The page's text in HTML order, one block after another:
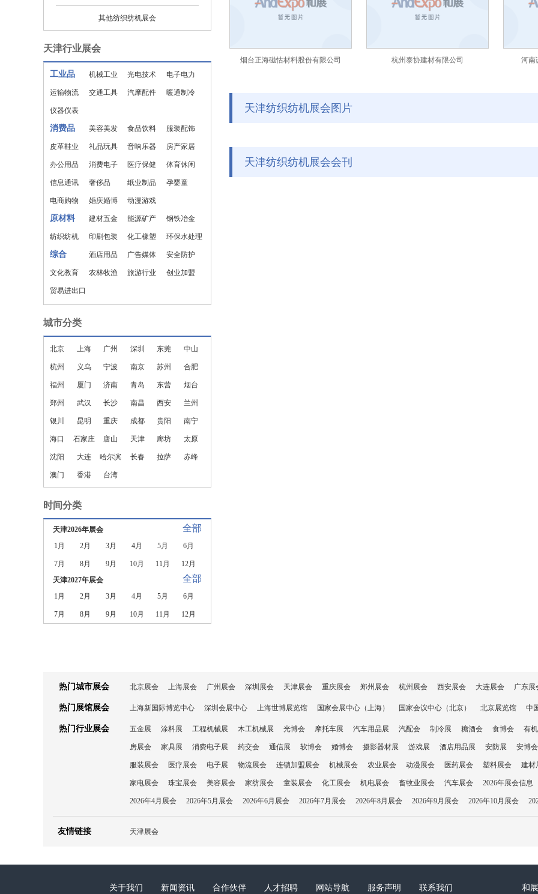
烟台正海磁怙材料股份有限公司 杭州泰协建材有限公司 河南
天津纺织纺机展会图片
天津纺织纺机展会会刊
其他纺织纺机展会
天津行业展会
工业品 机械工业 光电技术 电子电力
运输物流 交通工具 汽摩配件 暖通制冷
仪器仪表
消费品 美容美发 食品饮料 服装配饰
皮革鞋业 礼品玩具 音响乐器 房产家居
办公用品 消费电子 医疗保健 体育休闲
信息通讯 奢侈品 纸业制品 孕婴童
电商购物 婚庆婚博 动漫游戏
原材料 建材五金 能源矿产 钢铁冶金
纺织纺机 印刷包装 化工橡塑 环保水处理
综合 酒店用品 广告媒体 安全防护
文化教育 农林牧渔 旅游行业 创业加盟
贸易进出口
城市分类
北京 上海 广州 深圳 东莞 中山
杭州 义乌 宁波 南京 苏州 合肥
福州 厦门 济南 青岛 东营 烟台
郑州 武汉 长沙 南昌 西安 兰州
银川 昆明 重庆 成都 贵阳 南宁
海口 石家庄 唐山 天津 廊坊 太原
沈阳 大连 哈尔滨 长春 拉萨 赤峰
澳门 香港 台湾
时间分类
天津2026年展会 全部
1月 2月 3月 4月 5月 6月
7月 8月 9月 10月 11月
12月
天津2027年展会
全部
1月 2月 3月 4月 5月 6月
7月 8月 9月 10月 11月 12月
热门城市展会 北京展会 上海展会 广州展会 深圳展会 天津展会 重庆展会 郑州展会 杭州展会 西安展会 大连展会 广东展
热门展馆展会 上海新国际博览中心 深圳会展中心 上海世博展览馆 国家会展中心（上海） 国家会议中心（北京） 北京展览馆 中
热门行业展会 五金展 涂料展 工程机械展 木工机械展 光博会 摩托车展 汽车用品展 汽配会 制冷展 糖酒会 食博会 有
房展会 家具展 消费电子展 药交会 通信展 软博会 婚博会 摄影器材展 游戏展 酒店用品展 安防展 安博会
服装展会 医疗展会 电子展 物流展会 连锁加盟展会 机械展会 农业展会 动漫展会 医药展会 塑料展会 建材
家电展会 珠宝展会 美容展会 家纺展会 童装展会 化工展会 机电展会 畜牧业展会 汽车展会 2026年展会信息
2026年4月展会 2026年5月展会 2026年6月展会 2026年7月展会 2026年8月展会 2026年9月展会 2026年10月展会
友情链接 天津展会
关于我们 新闻资讯 合作伙伴 人才招聘 网站导航 服务声明 联系我们 和